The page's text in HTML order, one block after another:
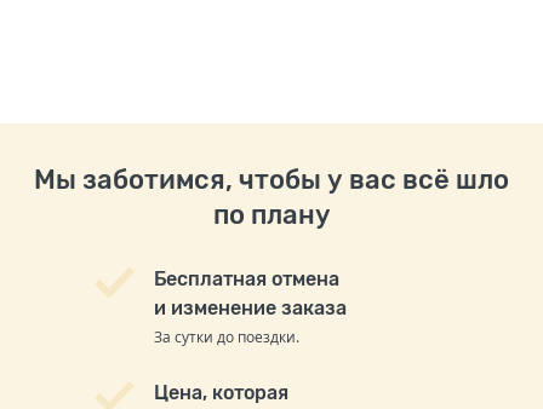
Мы заботимся, чтобы у вас всё шло
по плану
Бесплатная отмена
и изменение заказа
За сутки до поездки.
Цена, которая